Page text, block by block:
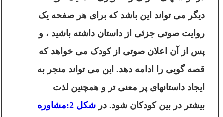
دیگر می تواند این باشد که برای هر صفحه یک
روایت صوتی جزئی از داستان داشته باشید ، و
پس از آن اعلان صوتی از کودک می خواهد که
قصه گویی را ادامه دهد. این می تواند منجر به
ایجاد داستانهای پر معنی تر و همچنین لذت
بیشتر در بین کودکان شود. در
شکل 2:مشاوره